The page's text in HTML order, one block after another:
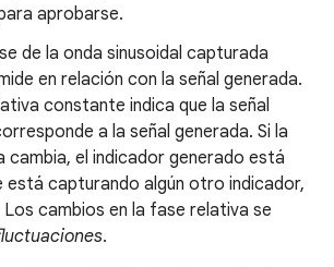
aprobarse.
de la onda sinusoidal capturada
en relación con la señal generada.
constante indica que la señal
a la señal generada. Si la
cambia, el indicador generado está
está capturando algún otro indicador,
cambios en la fase relativa se
.